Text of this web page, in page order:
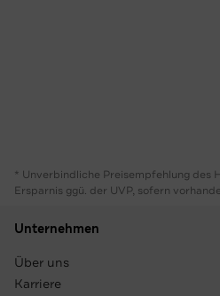
* Unverbindliche Preisempfehlung des
Ersparnis ggü. der UVP, sofern
Unternehmen
Über uns
Karriere